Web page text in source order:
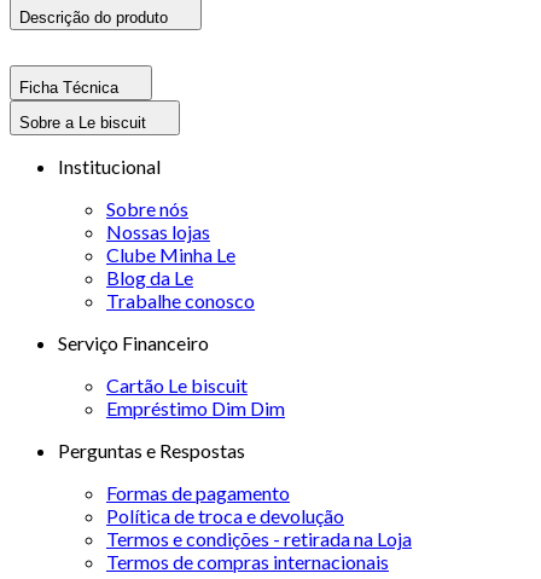
Descrição do produto
Ficha Técnica
Sobre a Le biscuit
Institucional
Sobre nós
Nossas lojas
Clube Minha Le
Blog da Le
Trabalhe conosco
Serviço Financeiro
Cartão Le biscuit
Empréstimo Dim Dim
Perguntas e Respostas
Formas de pagamento
Política de troca e devolução
Termos e condições - retirada na Loja
Termos de compras internacionais